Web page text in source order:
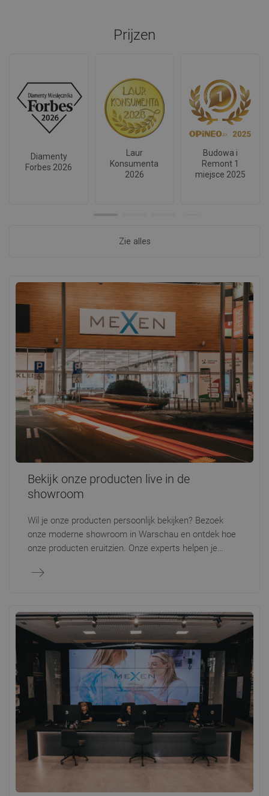
Prijzen
Diamenty
Forbes 2026
Laur
Konsumenta
2026
Budowa i
Remont 1
miejsce 2025
Zie alles
Bekijk onze producten live in de
showroom
Wil je onze producten persoonlijk bekijken? Bezoek
onze moderne showroom in Warschau en ontdek hoe
onze producten eruitzien. Onze experts helpen je
behoeften en interieurstijl.